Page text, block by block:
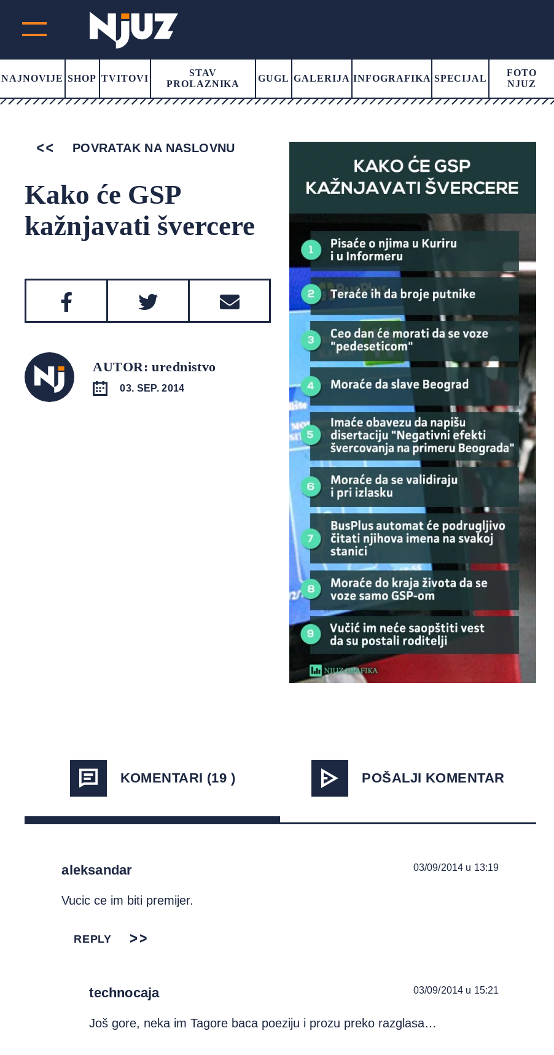
NAJNOVIJE SHOP TVITOVI
STAV
PROLAZNIKA
GUGL GALERIJA INFOGRAFIKA SPECIJAL
FOTO
NJUZ
POVRATAK NA NASLOVNU
Kako će GSP
kažnjavati švercere
AUTOR: urednistvo
03. SEP. 2014
KOMENTARI (19 ) POŠALJI KOMENTAR
aleksandar 03/09/2014 u 13:19
Vucic ce im biti premijer.
REPLY
technocaja 03/09/2014 u 15:21
Još gore, neka im Tagore baca poeziju i prozu preko razglasa…